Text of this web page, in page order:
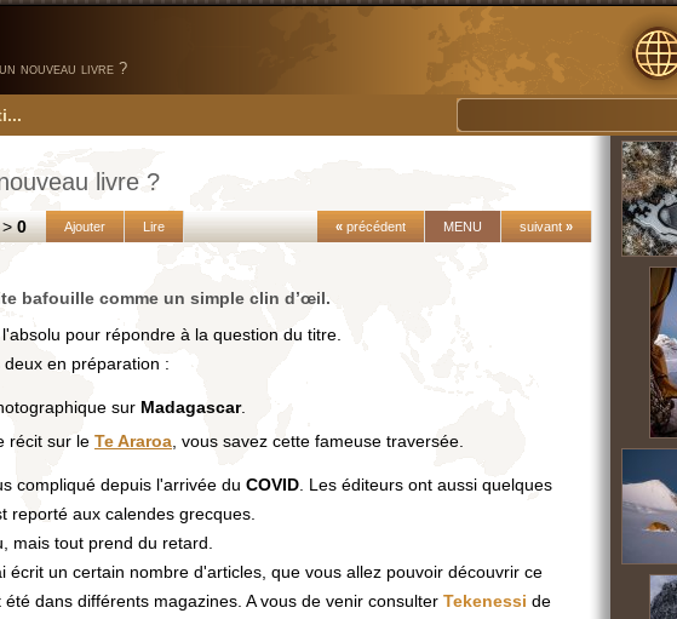
nouveau livre ?
livre ?
>0 Ajouter Lire suivant »
MENU
« précédent
bafouille comme un simple clin d’œil.
pour répondre à la question du titre.
deux en préparation :
sur Madagascar.
récit sur le Te Araroa , vous savez cette fameuse traversée.
compliqué depuis l'arrivée du COVID . Les éditeurs ont aussi quelques
reporté aux calendes grecques.
mais tout prend du retard.
écrit un certain nombre d'articles, que vous allez pouvoir découvrir ce
été dans différents magazines. A vous de venir consulter Tekenessi de